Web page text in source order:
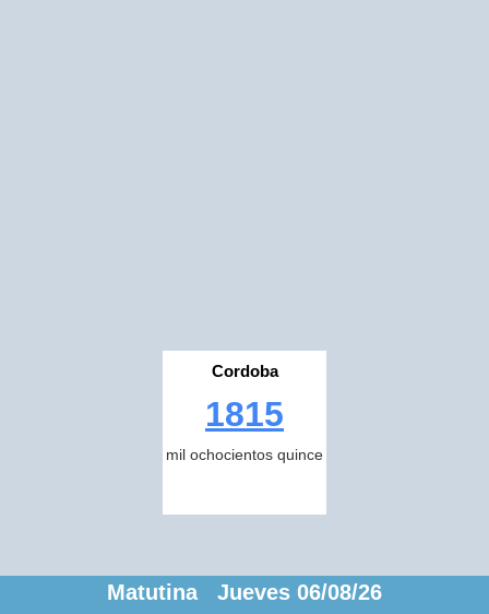
Cordoba
1815
mil ochocientos quince
Matutina Jueves 06/08/26